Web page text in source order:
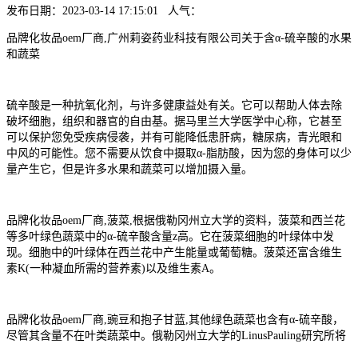
发布日期：2023-03-14 17:15:01 人气：
品牌化妆品oem厂商,广州莉姿药业科技有限公司关于含α-硫辛酸的水果
和蔬菜
硫辛酸是一种抗氧化剂，与许多健康益处有关。它可以帮助人体去除
破坏细胞，组织和器官的自由基。据马里兰大学医学中心称，它甚至
可以保护您免受疾病侵袭，并有可能降低患肝病，糖尿病，青光眼和
中风的可能性。您不需要从饮食中摄取α-脂肪酸，因为您的身体可以少
量产生它，但是许多水果和蔬菜可以增加摄入量。
品牌化妆品oem厂商,菠菜,根据俄勒冈州立大学的资料，菠菜和西兰花
等多叶绿色蔬菜中的α-硫辛酸含量z高。它在菠菜细胞的叶绿体中发
现。细胞中的叶绿体在西兰花中产生能量或葡萄糖。菠菜还富含维生
素K(一种凝血所需的营养素)以及维生素A。
品牌化妆品oem厂商,豌豆和抱子甘蓝,其他绿色蔬菜也含有α-硫辛酸，
尽管其含量不在叶类蔬菜中。俄勒冈州立大学的LinusPauling研究所将